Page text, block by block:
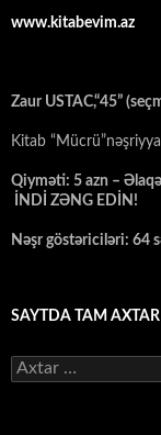
www.kitabevim.az
Zaur USTAC,“45”
Kitab
Qiyməti: 5 azn –
İNDİ ZƏNG EDİN!
Nəşr göstəriciləri: 64
SAYTDA TAM
Axtarış: